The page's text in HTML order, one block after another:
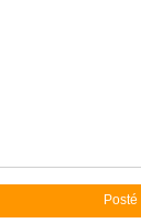
Posté